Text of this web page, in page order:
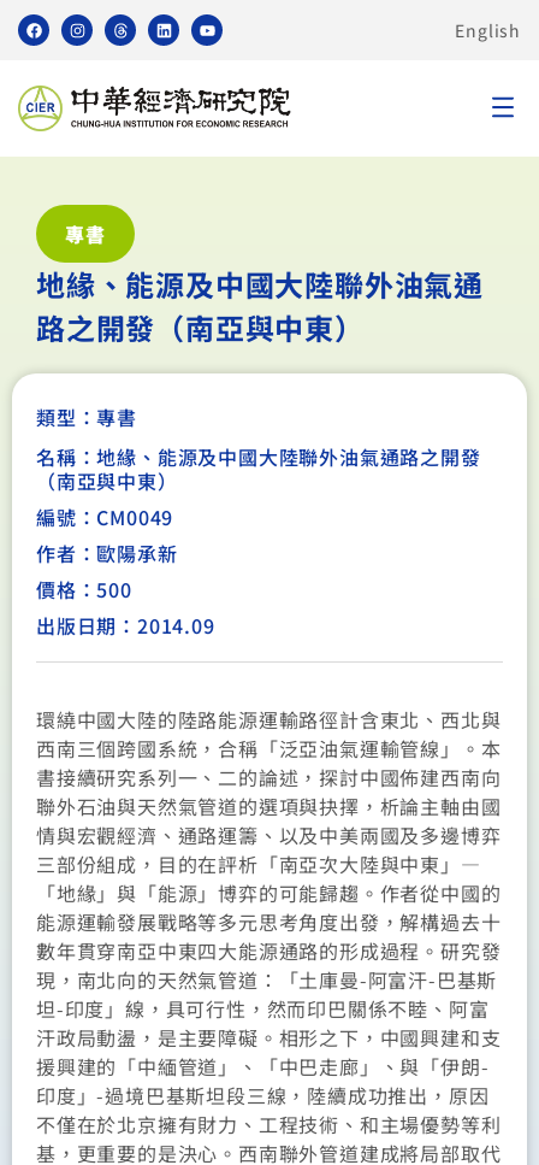
English
專書
地緣、能源及中國大陸聯外油氣通
路之開發（南亞與中東）
類型：專書
名稱：地緣、能源及中國大陸聯外油氣通路之開發
（南亞與中東）
編號：CM0049
作者：歐陽承新
價格：500
出版日期：2014.09
環繞中國大陸的陸路能源運輸路徑計含東北、西北與
西南三個跨國系統，合稱「泛亞油氣運輸管線」。本
書接續研究系列一、二的論述，探討中國佈建西南向
聯外石油與天然氣管道的選項與抉擇，析論主軸由國
情與宏觀經濟、通路運籌、以及中美兩國及多邊博弈
三部份組成，目的在評析「南亞次大陸與中東」—
「地緣」與「能源」博弈的可能歸趨。作者從中國的
能源運輸發展戰略等多元思考角度出發，解構過去十
數年貫穿南亞中東四大能源通路的形成過程。研究發
現，南北向的天然氣管道：「土庫曼-阿富汗-巴基斯
坦-印度」線，具可行性，然而印巴關係不睦、阿富
汗政局動盪，是主要障礙。相形之下，中國興建和支
援興建的「中緬管道」、「中巴走廊」、與「伊朗-
印度」-過境巴基斯坦段三線，陸續成功推出，原因
不僅在於北京擁有財力、工程技術、和主場優勢等利
基，更重要的是決心。西南聯外管道建成將局部取代